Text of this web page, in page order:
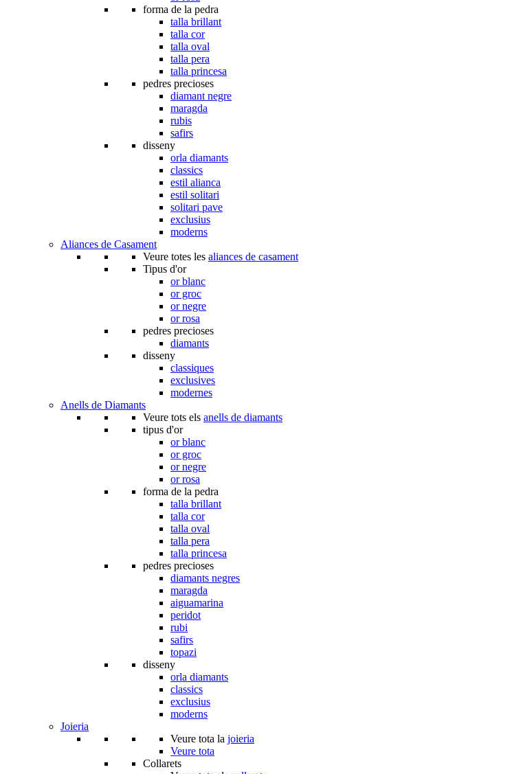
forma de la pedra
talla brillant
talla cor
talla oval
talla pera
talla princesa
pedres precioses
diamant negre
maragda
rubis
safirs
disseny
orla diamants
classics
estil alianca
estil solitari
solitari pave
exclusius
moderns
Aliances de Casament
Veure totes les aliances de casament
Tipus d'or
or blanc
or groc
or negre
or rosa
pedres precioses
diamants
disseny
classiques
exclusives
modernes
Anells de Diamants
Veure tots els anells de diamants
tipus d'or
or blanc
or groc
or negre
or rosa
forma de la pedra
talla brillant
talla cor
talla oval
talla pera
talla princesa
pedres precioses
diamants negres
maragda
aiguamarina
peridot
rubi
safirs
topazi
disseny
orla diamants
classics
exclusius
moderns
Joieria
Veure tota la joieria
Veure tota
Collarets